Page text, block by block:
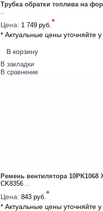
Трубка обратки топлива на
..
Цена: 1 749 руб.*
* Актуальные цены уточняйте
В корзину
В закладки
В сравнение
Ремень вентилятора 10PK1068
CK8356 ..
Цена: 843 руб. *
* Актуальные цены уточняйте